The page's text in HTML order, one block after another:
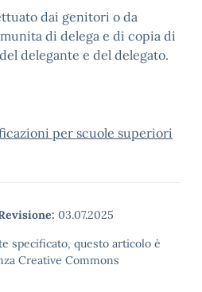
dai genitori o da
di delega e di copia di
delegante e del delegato.
per scuole superiori
03.07.2025
specificato, questo articolo è
Creative Commons